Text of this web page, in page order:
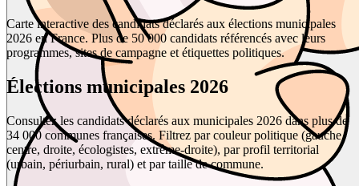
Carte interactive des candidats déclarés aux élections municipales
2026 en France. Plus de 50 000 candidats référencés avec leurs
programmes, sites de campagne et étiquettes politiques.
Élections municipales 2026
Consultez les candidats déclarés aux municipales 2026 dans plus de
34 000 communes françaises. Filtrez par couleur politique (gauche,
centre, droite, écologistes, extrême-droite), par profil territorial
(urbain, périurbain, rural) et par taille de commune.